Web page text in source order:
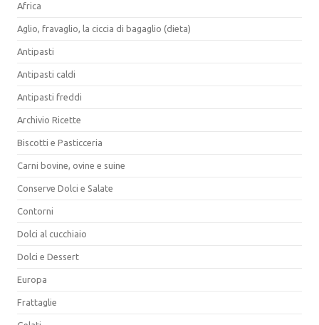
Africa
Aglio, fravaglio, la ciccia di bagaglio (dieta)
Antipasti
Antipasti caldi
Antipasti freddi
Archivio Ricette
Biscotti e Pasticceria
Carni bovine, ovine e suine
Conserve Dolci e Salate
Contorni
Dolci al cucchiaio
Dolci e Dessert
Europa
Frattaglie